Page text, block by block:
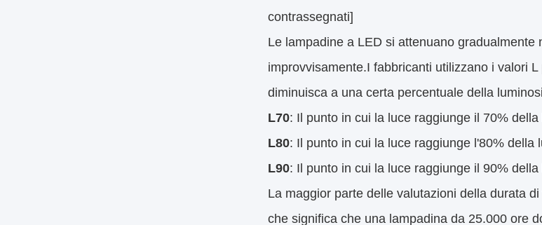
contrassegnati]
Le lampadine a LED si attenuano
improvvisamente.I fabbricanti utilizzano i valori
diminuisca a una certa percentuale della
L70: Il punto in cui la luce raggiunge il 70%
L80: Il punto in cui la luce raggiunge l'80% della
L90: Il punto in cui la luce raggiunge il 90%
La maggior parte delle valutazioni della durata
che significa che una lampadina da 25.000 ore